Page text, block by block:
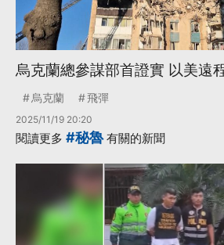
烏克蘭總參謀部首證實 以美遠
烏克蘭 飛彈
2025/11/19 20:20
閱讀更多 #秘魯有關的新聞